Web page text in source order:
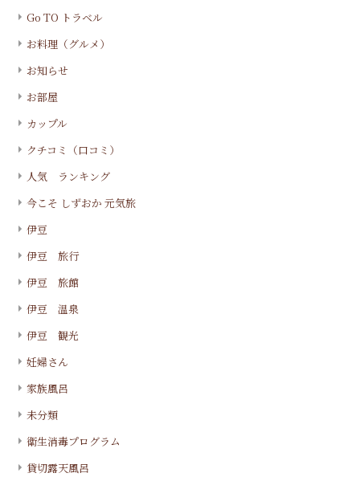
Go TO トラベル
お料理（グルメ）
お知らせ
お部屋
カップル
クチコミ（口コミ）
人気 ランキング
今こそ しずおか 元気旅
伊豆
伊豆 旅行
伊豆 旅館
伊豆 温泉
伊豆 観光
妊婦さん
家族風呂
未分類
衛生消毒プログラム
貸切露天風呂